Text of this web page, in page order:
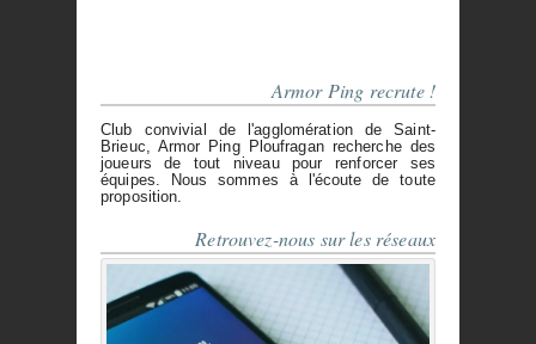
Armor Ping recrute !
Club convivial de l'agglomération de Saint-
Brieuc, Armor Ping Ploufragan recherche des
joueurs de tout niveau pour renforcer ses
équipes. Nous sommes à l'écoute de toute
proposition.
Retrouvez-nous sur les réseaux